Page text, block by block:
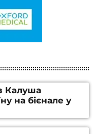
Калуша
на бієнале у